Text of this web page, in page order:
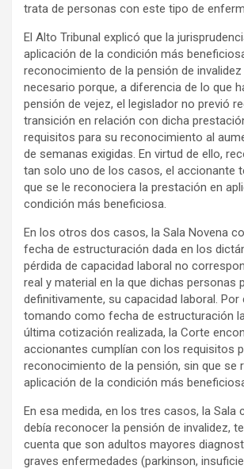
trata de personas con este tipo de
El Alto Tribunal explicó que la
aplicación de la condición más
reconocimiento de la pensión de
necesario porque, a diferencia de lo que
pensión de vejez, el legislador no previó
transición en relación con dicha
requisitos para su reconocimiento al
de semanas exigidas. En virtud de ello,
tan solo uno de los casos, el accionante
que se le reconociera la prestación en
condición más beneficiosa.
En los otros dos casos, la Sala Novena
fecha de estructuración dada en los
pérdida de capacidad laboral no
real y material en la que dichas personas
definitivamente, su capacidad laboral. Por
tomando como fecha de estructuración
última cotización realizada, la Corte
accionantes cumplían con los requisitos
reconocimiento de la pensión, sin que se
aplicación de la condición más
En esa medida, en los tres casos, la Sala
debía reconocer la pensión de invalidez,
cuenta que son adultos mayores
graves enfermedades (parkinson,